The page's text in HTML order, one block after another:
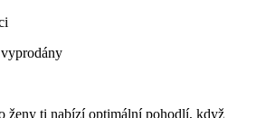
ženy ti nabízí optimální pohodlí, když